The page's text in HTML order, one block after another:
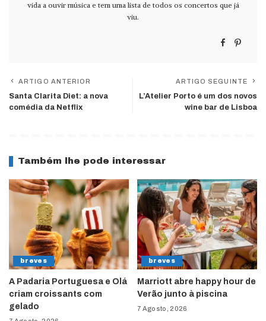
vida a ouvir música e tem uma lista de todos os concertos que já
viu.
ARTIGO ANTERIOR
Santa Clarita Diet: a nova
comédia da Netflix
ARTIGO SEGUINTE
L’Atelier Porto é um dos novos
wine bar de Lisboa
Também lhe pode interessar
breves
A Padaria Portuguesa e Olá
criam croissants com
gelado
breves
Marriott abre happy hour de
Verão junto à piscina
7 Agosto, 2026